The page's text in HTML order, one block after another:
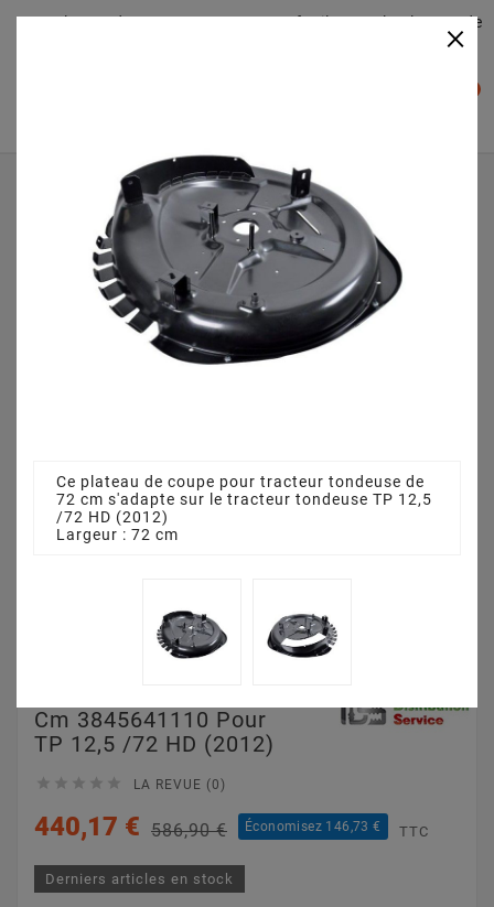
Plateaudecoupe.com : Trouver facilement le plateau de
Accueil
Plateau de coupe
Plateau de coupe 72 cm 3845641110 pour TP 12,5 /72 HD
(2012)
Cm 3845641110 Pour
TP 12,5 /72 HD (2012)
     LA REVUE (0)
440,17 € 586,90 € Économisez 146,73 € TTC
Derniers articles en stock
×
Ce plateau de coupe pour tracteur tondeuse de
72 cm s'adapte sur le tracteur tondeuse TP 12,5
/72 HD (2012)
Largeur : 72 cm